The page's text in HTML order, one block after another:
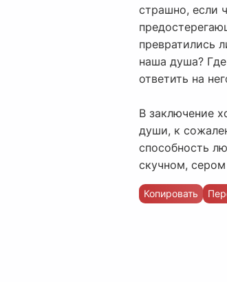
страшно, если
превратились
наша душа?
ответить на
В заключение
души, к
способность
скучном,
Копировать